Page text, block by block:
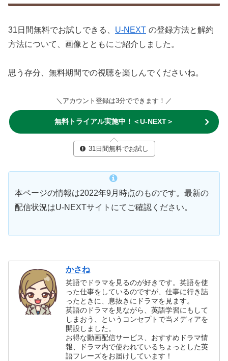
31日間無料でお試しできる、 U-NEXT の登録方法と解約
方法について、画像とともにご紹介しました。
思う存分、無料期間での視聴を楽しんでくださいね。
＼アカウント登録は3分でできます！／
無料トライアル実施中！＜U-NEXT＞
31日間無料でお試し
本ページの情報は2022年9月時点のものです。最新の
配信状況はU-NEXTサイトにてご確認ください。
かさね
英語でドラマを見るのが好きです。英語を使
った仕事をしているのですが、仕事に行き詰
ったときに、息抜きにドラマを見ます。
英語のドラマを見ながら、英語学習にもして
しまおう、というコンセプトで当メディアを
開設しました。
お得な動画配信サービス、おすすめドラマ情
報、ドラマ内で使われているちょっとした英
語フレーズをお届けしています！